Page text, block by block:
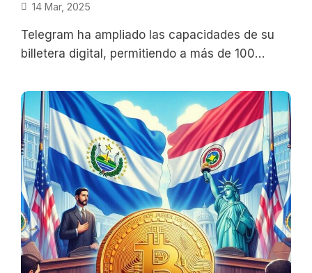
14 Mar, 2025
Telegram ha ampliado las capacidades de su
billetera digital, permitiendo a más de 100
criptomonedas